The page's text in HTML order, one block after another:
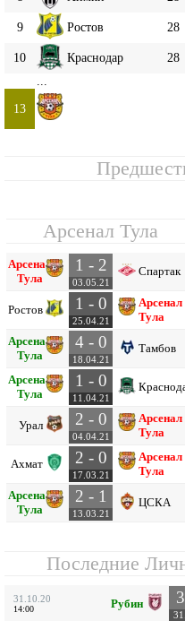
9 Ростов 28
10 Краснодар 28
13
Арсенал Тула
Арсенал
Тула
1 - 2
03.05.21
Спартак
Ростов 1 - 0
25.04.21
Арсенал
Тула
Арсенал
Тула
4 - 0
18.04.21
Тамбов
Арсенал
Тула
1 - 0
11.04.21
Урал 2 - 0
04.04.21
Арсенал
Тула
Ахмат 2 - 0
17.03.21
Арсенал
Тула
Арсенал
Тула
2 - 1
13.03.21
ЦСКА
Последние
31.10.20
14:00 Рубин